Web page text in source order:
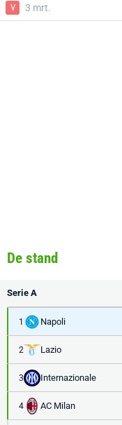
V 3 mrt.
De stand
Serie A
1 Napoli
2 Lazio
3 Internazionale
4 AC Milan